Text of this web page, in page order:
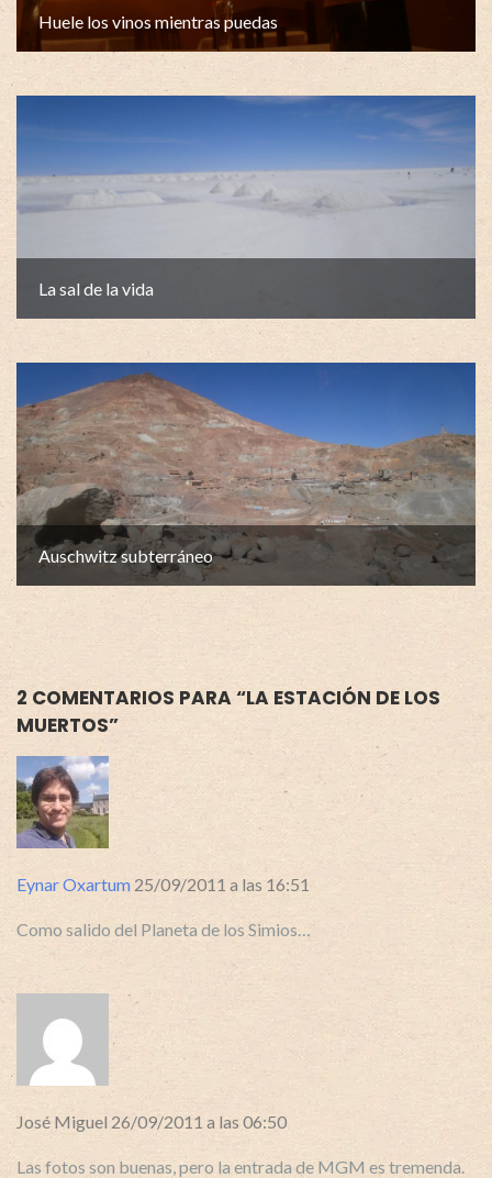
Huele los vinos mientras puedas
La sal de la vida
Auschwitz subterráneo
2 COMENTARIOS PARA “LA ESTACIÓN DE LOS
MUERTOS”
Eynar Oxartum 25/09/2011 a las 16:51
Como salido del Planeta de los Simios…
José Miguel 26/09/2011 a las 06:50
Las fotos son buenas, pero la entrada de MGM es tremenda.